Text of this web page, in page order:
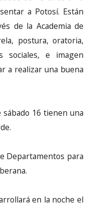
a Potosí. Están
de la Academia de
postura, oratoria,
sociales, e imagen
a realizar una buena
sábado 16 tienen una
Departamentos para
en la noche el